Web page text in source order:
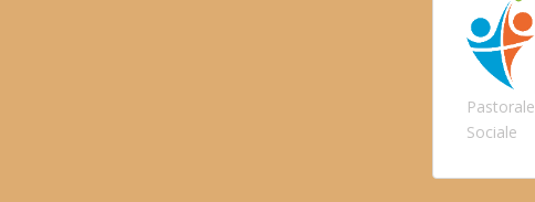
Pastorale
Sociale